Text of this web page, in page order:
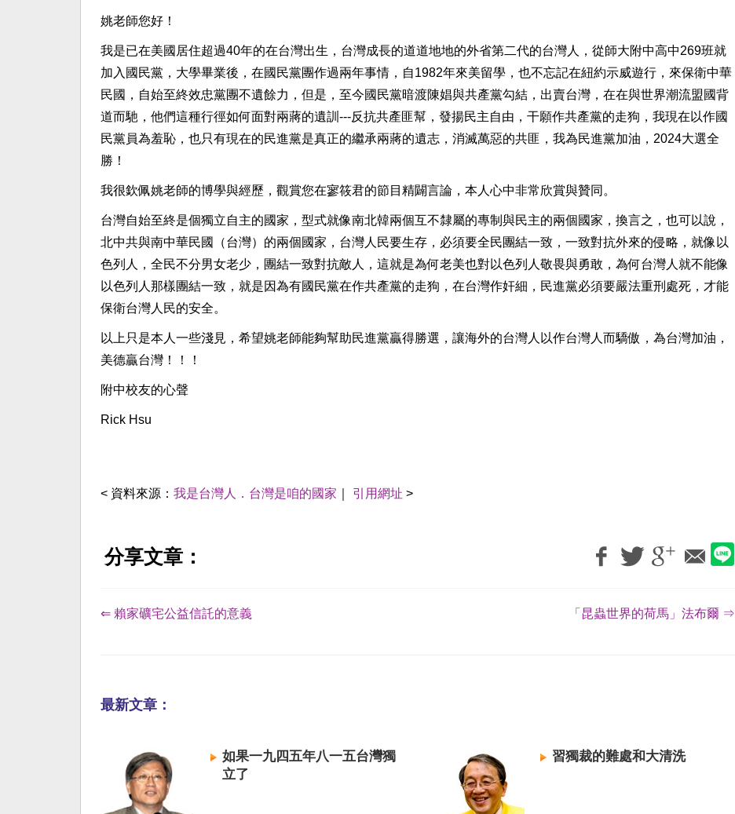
姚老師您好！
我是已在美國居住超過40年的在台灣出生，台灣成長的道道地地的外省第二代的台灣人，從師大附中高中269班就
加入國民黨，大學畢業後，在國民黨團作過兩年事情，自1982年來美留學，也不忘記在紐約示威遊行，來保衛中華
民國，自始至終效忠黨團不遺餘力，但是，至今國民黨暗渡陳娼與共產黨勾結，出賣台灣，在在與世界潮流盟國背
道而馳，他們這種行徑如何面對兩蔣的遺訓---反抗共產匪幫，發揚民主自由，干願作共產黨的走狗，我現在以作國
民黨員為羞恥，也只有現在的民進黨是真正的繼承兩蔣的遺志，消滅萬惡的共匪，我為民進黨加油，2024大選全
勝！
我很欽佩姚老師的博學與經歷，觀賞您在寥筱君的節目精闢言論，本人心中非常欣賞與贊同。
台灣自始至終是個獨立自主的國家，型式就像南北韓兩個互不隸屬的專制與民主的兩個國家，換言之，也可以說，
北中共與南中華民國（台灣）的兩個國家，台灣人民要生存，必須要全民團結一致，一致對抗外來的侵略，就像以
色列人，全民不分男女老少，團結一致對抗敵人，這就是為何老美也對以色列人敬畏與勇敢，為何台灣人就不能像
以色列人那樣團結一致，就是因為有國民黨在作共產黨的走狗，在台灣作奸細，民進黨必須要嚴法重刑處死，才能
保衛台灣人民的安全。
以上只是本人一些淺見，希望姚老師能夠幫助民進黨贏得勝選，讓海外的台灣人以作台灣人而驕傲，為台灣加油，
美德贏台灣！！！
附中校友的心聲
Rick Hsu
< 資料來源： 我是台灣人．台灣是咱的國家 引用網址 >
分享文章：
⇐ 賴家礦宅公益信託的意義 「昆蟲世界的荷馬」法布爾 ⇒
最新文章：
如果一九四五年八一五台灣獨
立了
習獨裁的難處和大清洗